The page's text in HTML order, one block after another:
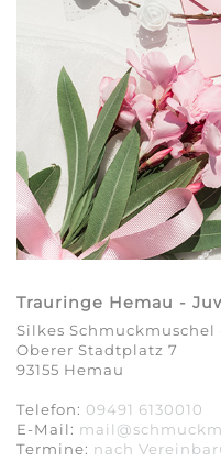
Trauringe Hemau -
Silkes Schmuckmuschel
Oberer Stadtplatz 7
93155 Hemau
Telefon: 09491 6130010
E-Mail:
Termine: nach